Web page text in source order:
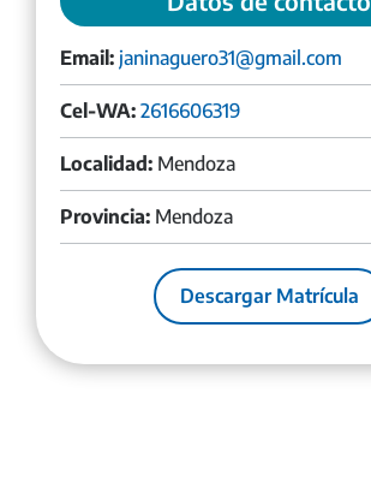
Email: janinaguero31@gmail.com
Cel-WA: 2616606319
Localidad: Mendoza
Provincia: Mendoza
Descargar Matrícula